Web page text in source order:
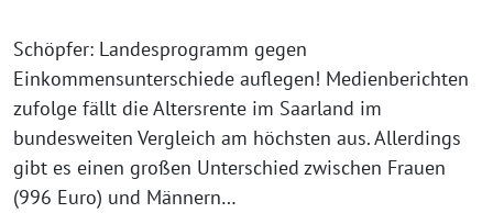
Schöpfer: Landesprogramm gegen
Einkommensunterschiede auflegen! Medienberichten
zufolge fällt die Altersrente im Saarland im
bundesweiten Vergleich am höchsten aus. Allerdings
gibt es einen großen Unterschied zwischen Frauen
(996 Euro) und Männern…